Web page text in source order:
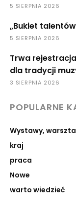
5 SIERPNIA 2026
„Bukiet
5 SIERPNIA 2026
Trwa
dla tradycji
3 SIERPNIA 2026
POPULARNE
Wystawy,
kraj
praca
Nowe
warto wiedzieć